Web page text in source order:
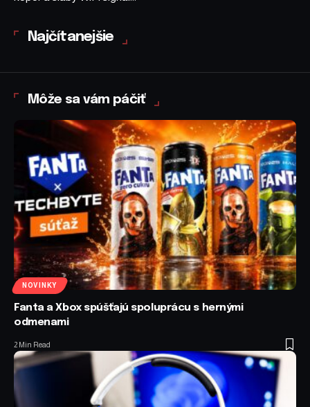
Najčítanejšie
Môže sa vám páčiť
NOVINKY
Fanta a Xbox spúšťajú spoluprácu s hernými
odmenami
2 Min Read